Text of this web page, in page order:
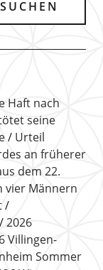
Haft nach
seine
Urteil
an früherer
dem 22.
vier Männern
2026
Villingen-
Sommer